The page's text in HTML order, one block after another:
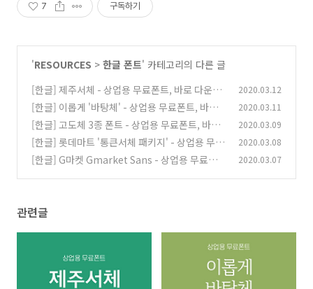
7 구독하기
'RESOURCES > 한글 폰트' 카테고리의 다른 글
[한글] 제주서체 - 상업용 무료폰트, 바로 다운로
드 ⬇︎
(0)
2020.03.12
[한글] 이롭게 '바탕체' - 상업용 무료폰트, 바로
다운로드 ⬇︎ (0)
2020.03.11
[한글] 고도체 3종 폰트 - 상업용 무료폰트, 바로
다운로드 ⬇︎ (0)
2020.03.09
[한글] 롯데마트 '통큰서체 패키지' - 상업용 무료
폰트, 바로 다운로드 ⬇︎
(0)
2020.03.08
[한글] G마켓 Gmarket Sans - 상업용 무료폰
2020.03.07
관련글